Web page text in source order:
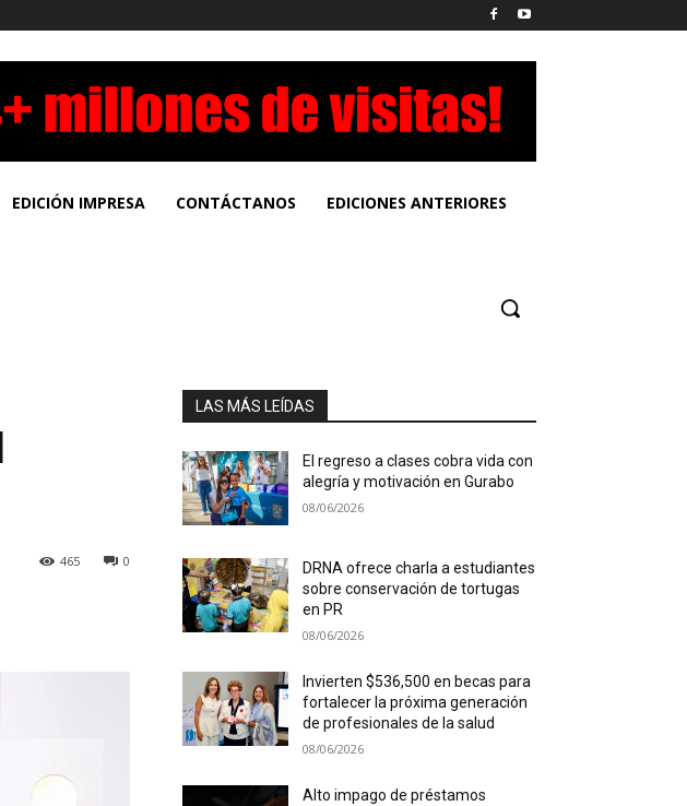
EDICIÓN IMPRESA CONTÁCTANOS EDICIONES ANTERIORES
0
465
LAS MÁS LEÍDAS
El regreso a clases cobra vida con
alegría y motivación en Gurabo
08/06/2026
DRNA ofrece charla a estudiantes
sobre conservación de tortugas
en PR
08/06/2026
Invierten $536,500 en becas para
fortalecer la próxima generación
de profesionales de la salud
08/06/2026
Alto impago de préstamos